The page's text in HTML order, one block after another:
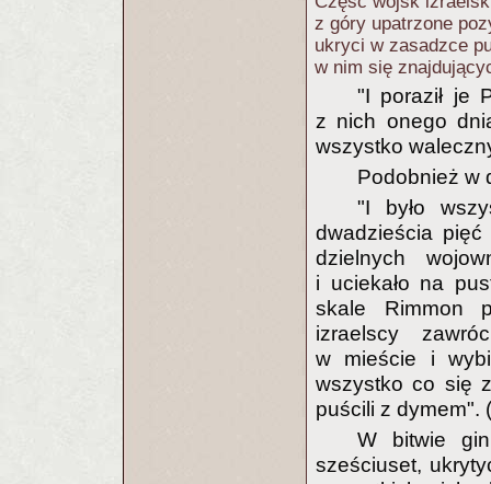
z góry upatrzone
ukryci w zasadzce
w nim się
"I poraził je
z nich onego
wszystko
Podobnież w
"I było
dwadzieścia
dzielnych
i uciekało na
skale Rimmon
izraelscy
w mieście i
wszystko co się
puścili z dymem".
W bitwie
sześciuset,